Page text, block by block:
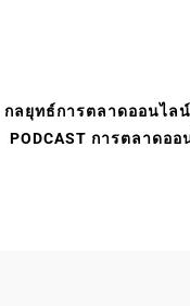
กลยุทธ์การตลาดออนไลน์
PODCAST การตลาดออ